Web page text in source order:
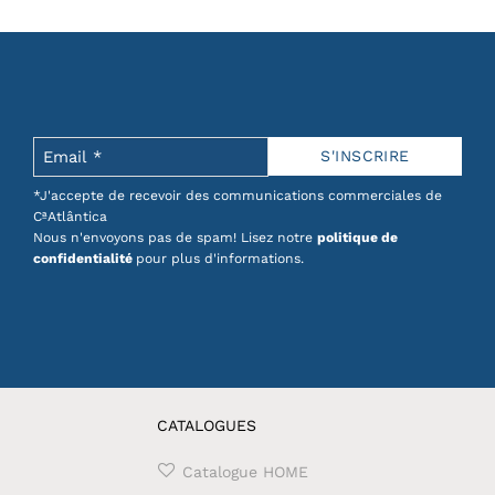
*J'accepte de recevoir des communications commerciales de
CªAtlântica
Nous n'envoyons pas de spam! Lisez notre politique de
confidentialité pour plus d'informations.
CATALOGUES
Catalogue HOME